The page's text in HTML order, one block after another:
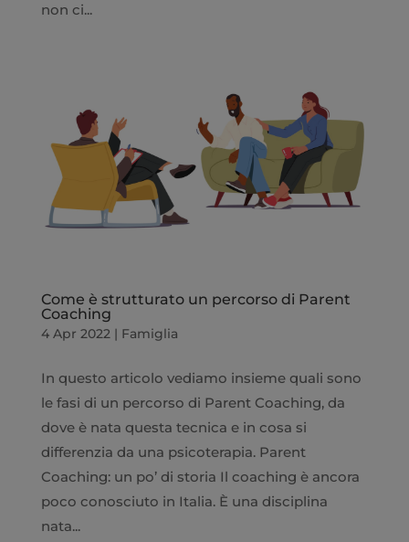
non ci...
Come è strutturato un percorso di Parent
Coaching
4 Apr 2022| Famiglia
In questo articolo vediamo insieme quali sono
le fasi di un percorso di Parent Coaching, da
dove è nata questa tecnica e in cosa si
differenzia da una psicoterapia. Parent
Coaching: un po’ di storia Il coaching è ancora
poco conosciuto in Italia. È una disciplina
nata...